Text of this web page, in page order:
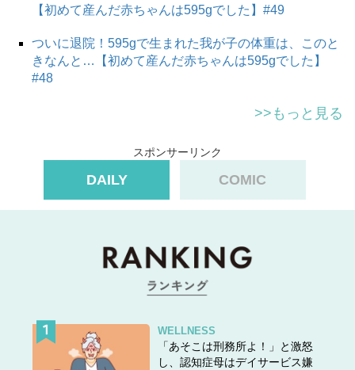
【初めて産んだ赤ちゃんは595gでした】#49
ついに退院！595gで生まれた我が子の体重は、このと
きなんと…【初めて産んだ赤ちゃんは595gでした】
#48
>>もっと見る
スポンサーリンク
DAILY COMIC
WELLNESS
「あそこは刑務所よ！」と激怒
し、認知症母はデイサービス嫌